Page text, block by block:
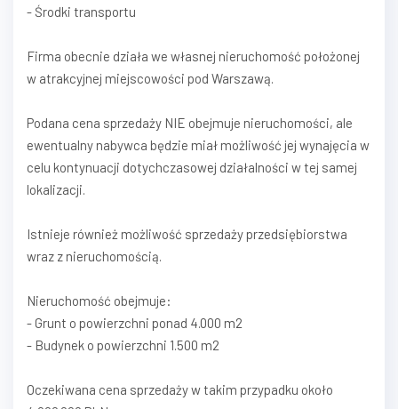
- Środki transportu
Firma obecnie działa we własnej nieruchomość położonej
w atrakcyjnej miejscowości pod Warszawą.
Podana cena sprzedaży NIE obejmuje nieruchomości, ale
ewentualny nabywca będzie miał możliwość jej wynajęcia w
celu kontynuacji dotychczasowej działalności w tej samej
lokalizacji.
Istnieje również możliwość sprzedaży przedsiębiorstwa
wraz z nieruchomością.
Nieruchomość obejmuje:
- Grunt o powierzchni ponad 4.000 m2
- Budynek o powierzchni 1.500 m2
Oczekiwana cena sprzedaży w takim przypadku około